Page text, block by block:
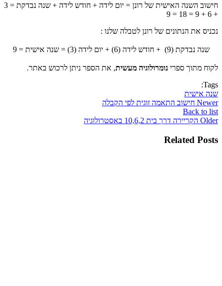
חישוב השנה האישית של רונן = יום לידה + חודש לידה + שנה נבדקת = 3
+ 6 + 9 = 18 = 9
נכניס את הנתונים של רונן לטבלה שלנו :
שנה נבדקת (9) + חודש לידה (6) + יום לידה (3) = שנה אישית = 9
לקוח מתוך ספרי נומרולוגיה מעשית, את הספר ניתן לרכוש באתר.
Tags:
שנה אישית
Newer חישוב התאמה זוגית לפי הקבלה
Back to list
Older הקריירה דרך בית 10,6,2 באסטרולוגיה
Related Posts